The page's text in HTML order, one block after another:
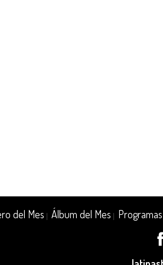
del Mes |Álbum del Mes Programas